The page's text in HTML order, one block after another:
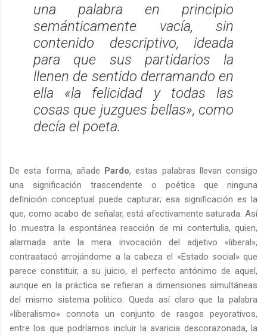
una palabra en principio
semánticamente vacía, sin
contenido descriptivo, ideada
para que sus partidarios la
llenen de sentido derramando en
ella «la felicidad y todas las
cosas que juzgues bellas», como
decía el poeta.
De esta forma, añade Pardo, estas palabras llevan consigo
una significación trascendente o poética que ninguna
definición conceptual puede capturar; esa significación es la
que, como acabo de señalar, está afectivamente saturada. Así
lo muestra la espontánea reacción de mi contertulia, quien,
alarmada ante la mera invocación del adjetivo «liberal»,
contraatacó arrojándome a la cabeza el «Estado social» que
parece constituir, a su juicio, el perfecto antónimo de aquel,
aunque en la práctica se refieran a dimensiones simultáneas
del mismo sistema político. Queda así claro que la palabra
«liberalismo» connota un conjunto de rasgos peyorativos,
entre los que podríamos incluir la avaricia descorazonada, la